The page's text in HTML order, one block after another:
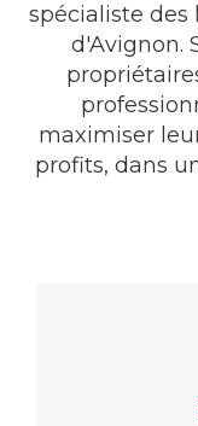
spécialiste des
d'Avignon.
maximiser
profits, dans